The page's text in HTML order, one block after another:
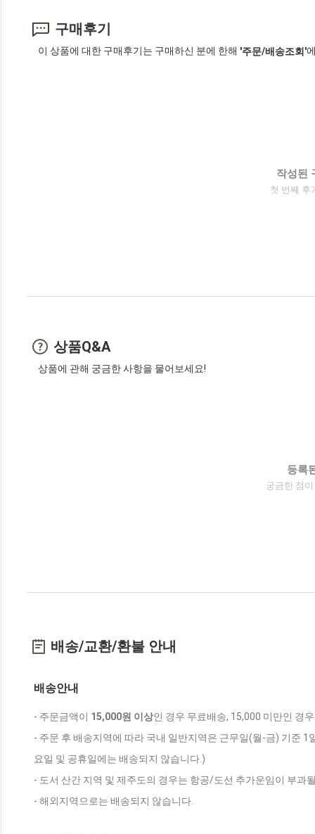
구매후기
이 상품에 대한 구매후기는 구매하신 분에 한해 '주문/배송조회'
작성된
첫 번째 후
상품Q&A
상품에 관해 궁금한 사항을 물어보세요!
등록
궁금한 점
배송/교환/환불 안내
배송안내
- 주문금액이 15,000원 이상인 경우 무료배송, 15,000 미만인 경
- 주문 후 배송지역에 따라 국내 일반지역은 근무일(월-금) 기준
요일 및 공휴일에는 배송되지 않습니다.)
- 도서 산간 지역 및 제주도의 경우는 항공/도선 추가운임이 부과
- 해외지역으로는 배송되지 않습니다.